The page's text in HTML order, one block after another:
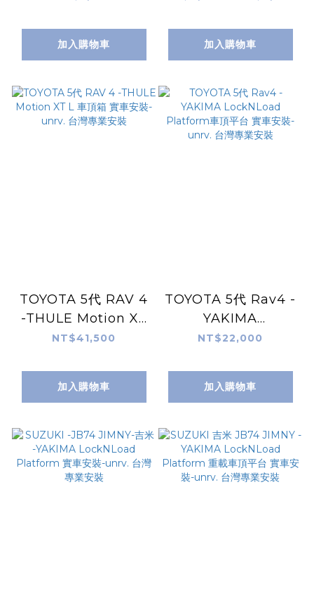
台灣專業安裝
加入購物車
unrv. 台灣專業安裝
加入購物車
TOYOTA 5代 RAV 4
-THULE Motion XT
L 車頂箱 實車安裝-
NT$41,500
加入購物車
TOYOTA 5代 Rav4 -
YAKIMA
LockNLoad
車安裝-unrv. 台灣專
業安裝
NT$22,000
加入購物車